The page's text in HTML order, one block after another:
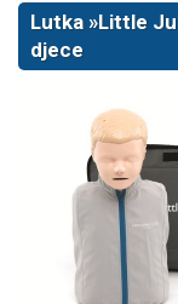
Lutka »Little
djece